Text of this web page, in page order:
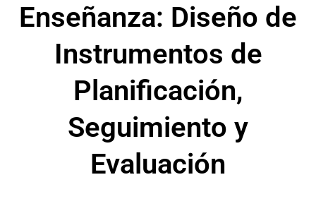
Enseñanza: Diseño de
Instrumentos de
Planificación,
Seguimiento y
Evaluación